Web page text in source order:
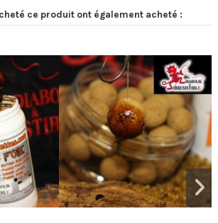
ce produit ont également acheté :